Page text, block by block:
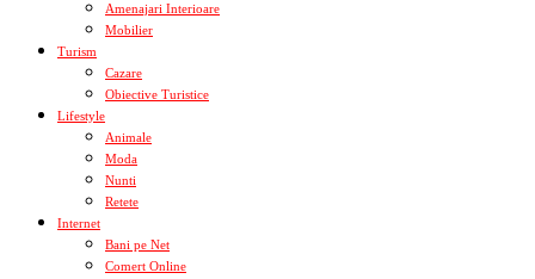
Amenajari Interioare
Mobilier
Turism
Cazare
Obiective Turistice
Lifestyle
Animale
Moda
Nunti
Retete
Internet
Bani pe Net
Comert Online